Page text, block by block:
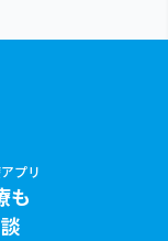
プリ
も